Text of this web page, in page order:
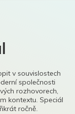
v souvislostech
společnosti
rozhovorech,
kontextu. Speciál
ročně.